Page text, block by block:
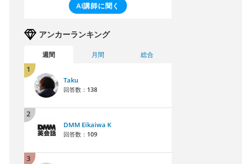
AI講師に聞く
アンカーランキング
週間 月間 総合
1
Taku
回答数： 138
2
DMM Eikaiwa K
回答数： 109
3